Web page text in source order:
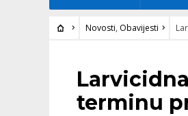
Novosti, Obavijesti
NOVOSTI •OBAVIJESTI
terminu